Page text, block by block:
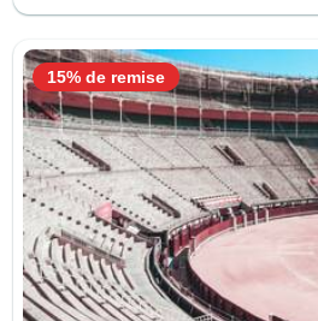
15% de remise